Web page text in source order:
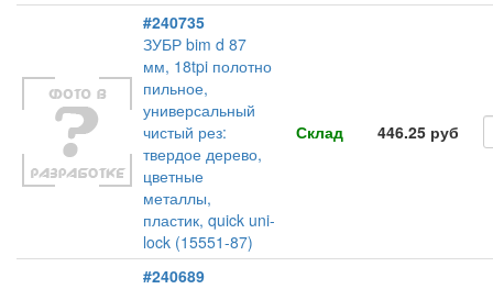
#240735
ЗУБР bim d 87
мм, 18tpi полотно
пильное,
универсальный
чистый рез:
твердое дерево,
цветные
металлы,
пластик, quick uni-
lock (15551-87)
Склад 446.25 руб
#240689